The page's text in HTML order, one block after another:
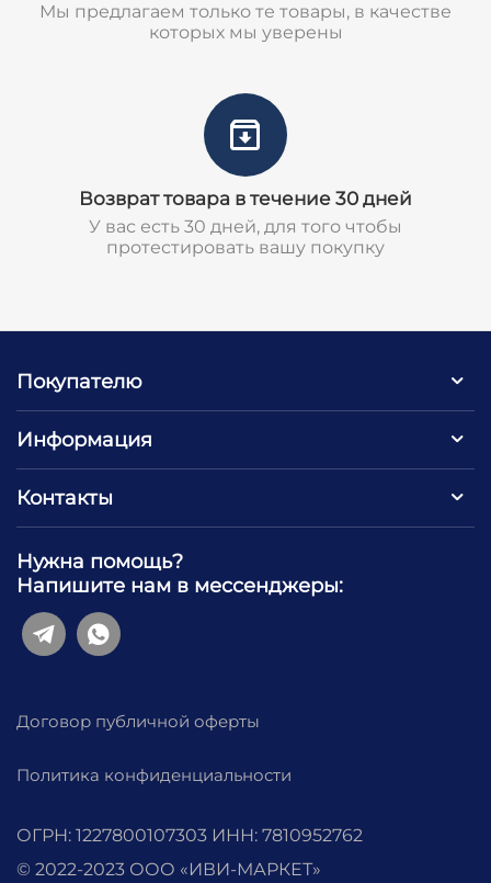
Мы предлагаем только те товары, в качестве
которых мы уверены
Возврат товара в течение 30 дней
У вас есть 30 дней, для того чтобы
протестировать вашу покупку
Покупателю
Информация
Контакты
Нужна помощь?
Напишите нам в мессенджеры:
Договор публичной оферты
Политика конфиденциальности
ОГРН: 1227800107303 ИНН: 7810952762
© 2022-2023 ООО «‎ИВИ-МАРКЕТ»